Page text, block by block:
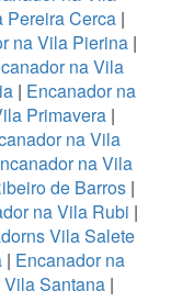
Pereira Cerca|
na Vila Pierina|
na Vila
| Encanador na
Primavera|
na Vila
na Vila
de Barros |
na Vila Rubi |
Vila Salete
| Encanador na
Santana |